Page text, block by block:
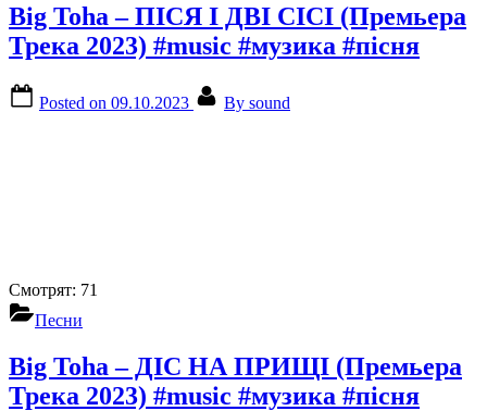
Big Toha – ПІСЯ І ДВІ СІСІ (Премьера
Трека 2023) #music #музика #пісня
Posted on 09.10.2023 By sound
Смотрят: 71
Песни
Big Toha – ДІС НА ПРИЩІ (Премьера
Трека 2023) #music #музика #пісня